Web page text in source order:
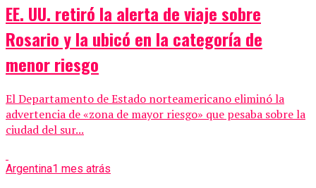
EE. UU. retiró la alerta de viaje sobre
Rosario y la ubicó en la categoría de
menor riesgo
El Departamento de Estado norteamericano eliminó la
advertencia de «zona de mayor riesgo» que pesaba sobre la
ciudad del sur...
Argentina1 mes atrás